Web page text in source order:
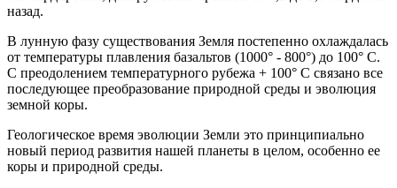
назад.
В лунную фазу существования Земля постепенно охлаждалась
от температуры плавления базальтов (1000° - 800°) до 100° С.
С преодолением температурного рубежа + 100° С связано все
последующее преобразование природной среды и эволюция
земной коры.
Геологическое время эволюции Земли это принципиально
новый период развития нашей планеты в целом, особенно ее
коры и природной среды.